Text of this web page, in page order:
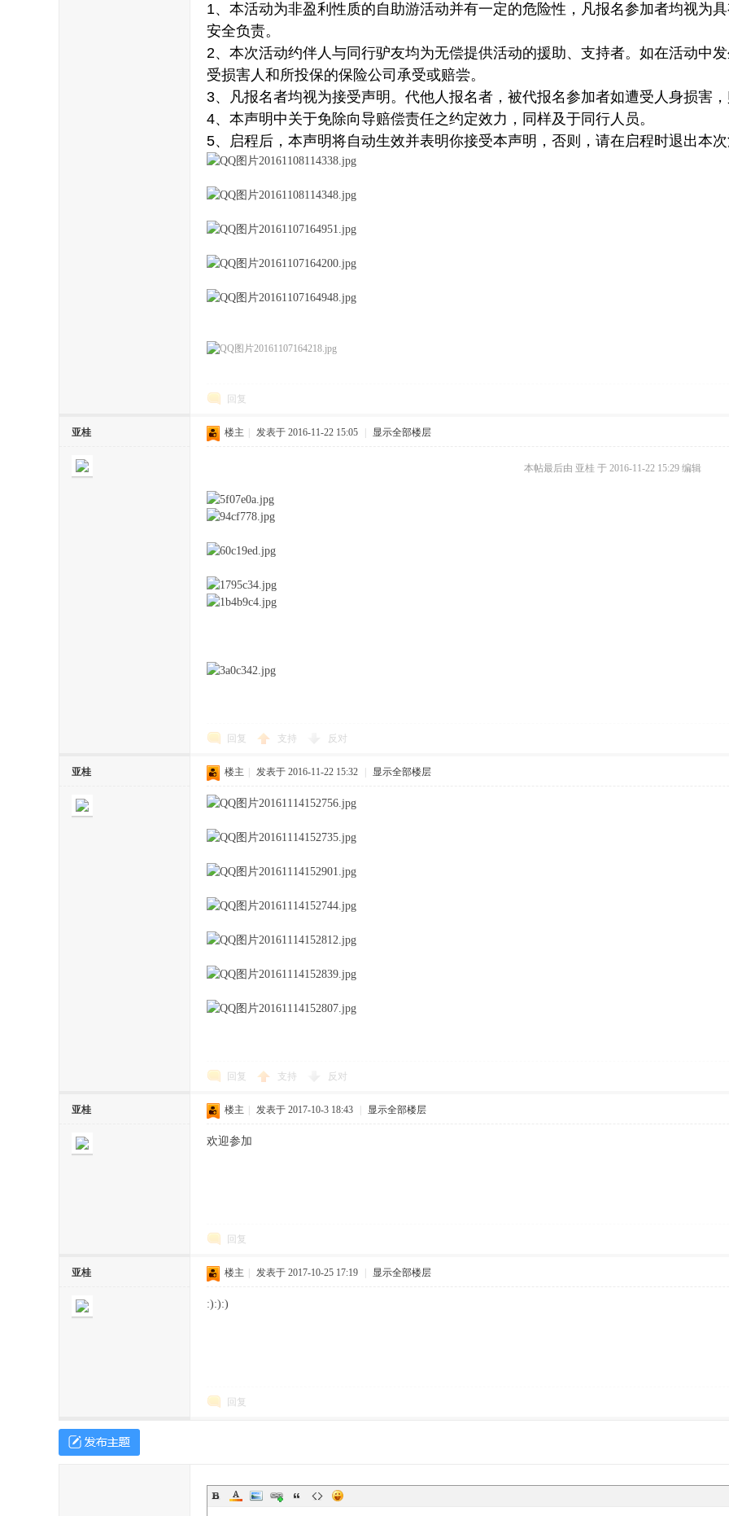
1、本活动为非盈利性质的自助游活动并有一定的危险性，凡报名参加者均视为
安全负责。
2、本次活动约伴人与同行驴友均为无偿提供活动的援助、支持者。如在活动中
受损害人和所投保的保险公司承受或赔尝。
3、凡报名者均视为接受声明。代他人报名者，被代报名参加者如遭受人身损害
4、本声明中关于免除向导赔偿责任之约定效力，同样及于同行人员。
5、启程后，本声明将自动生效并表明你接受本声明，否则，请在启程时退出本
回复
亚桂 楼主 发表于 2016-11-22 15:05 显示全部楼层
本帖最后由 亚桂 于 2016-11-22 15:29 编辑
回复 支持 反对
亚桂 楼主 发表于 2016-11-22 15:32 显示全部楼层
回复 支持 反对
亚桂 楼主 发表于 2017-10-3 18:43 显示全部楼层
欢迎参加
回复
亚桂 楼主 发表于 2017-10-25 17:19 显示全部楼层
:):):)
回复